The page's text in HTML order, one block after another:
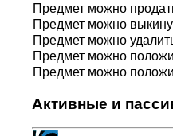
Предмет можно
Предмет можно
Предмет можно
Предмет можно
Предмет можно
Активные и